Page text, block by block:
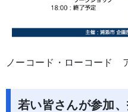
ノーコード・ローコード
若い皆さんが参加